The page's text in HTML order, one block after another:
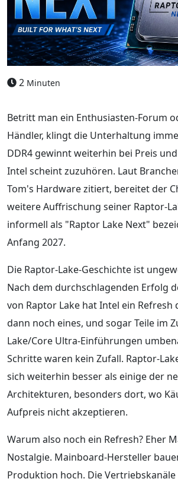
2 Minuten
Betritt man ein Enthusiasten-Forum
Händler, klingt die Unterhaltung
DDR4 gewinnt weiterhin bei Preis
Intel scheint zuzuhören. Laut
Tom's Hardware zitiert, bereitet der
weitere Auffrischung seiner Raptor-
informell als "Raptor Lake Next"
Anfang 2027.
Die Raptor-Lake-Geschichte ist
Nach dem durchschlagenden Erfolg
von Raptor Lake hat Intel ein
dann noch eines, und sogar Teile im
Lake/Core Ultra-Einführungen
Schritte waren kein Zufall. Raptor-
sich weiterhin besser als einige der
Architekturen, besonders dort, wo
Aufpreis nicht akzeptieren.
Warum also noch ein Refresh? Eher
Nostalgie. Mainboard-Hersteller
Produktion hoch. Die